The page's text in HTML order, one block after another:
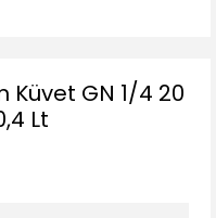
GN 1/4 20
Lt